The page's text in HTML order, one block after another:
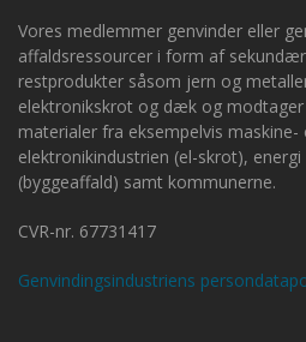
Vores medlemmer genvinder eller
affaldsressourcer i form af
restprodukter såsom jern og
elektronikskrot og dæk og
materialer fra eksempelvis
elektronikindustrien (el-skrot),
(byggeaffald) samt kommunerne.
CVR-nr. 67731417
Genvindingsindustriens